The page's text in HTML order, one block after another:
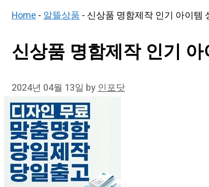
Home-알뜰상품- 신상품 명함제작 인기 아이템
신상품 명함제작 인기
2024년 04월 13일 by인포닷